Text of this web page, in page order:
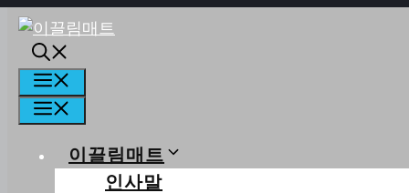
컨텐츠로
건너뛰기
이끌림매트
인사말